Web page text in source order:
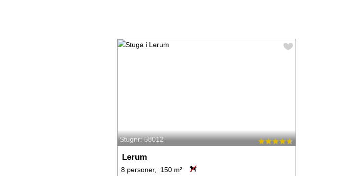
Stugnr: 58012
Lerum
8 personer, 150 m²